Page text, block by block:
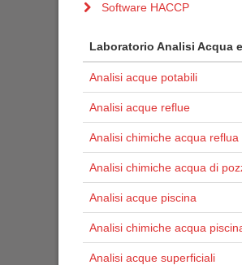
Software HACCP
Laboratorio Analisi Acqua
Analisi acque potabili
Analisi acque reflue
Analisi chimiche acqua reflua
Analisi chimiche acqua di
Analisi acque piscina
Analisi chimiche acqua
Analisi acque superficiali